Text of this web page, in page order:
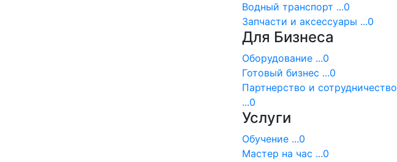
Водный транспорт ...0
Запчасти и аксессуары ...0
Для Бизнеса
Оборудование ...0
Готовый бизнес ...0
Партнерство и сотрудничество
...0
Услуги
Обучение ...0
Мастер на час ...0